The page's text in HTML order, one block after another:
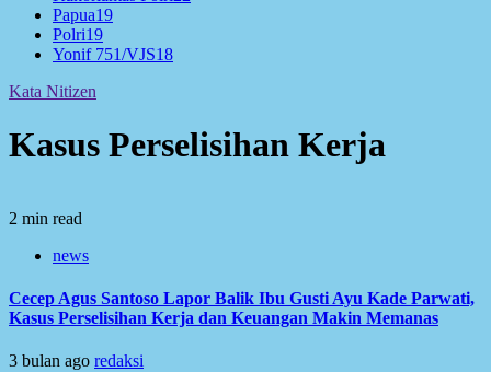
Papua19
Polri19
Yonif 751/VJS18
Kata Nitizen
Kasus Perselisihan Kerja
2 min read
news
Cecep Agus Santoso Lapor Balik Ibu Gusti Ayu Kade Parwati,
Kasus Perselisihan Kerja dan Keuangan Makin Memanas
3 bulan ago redaksi